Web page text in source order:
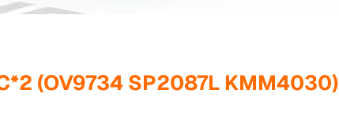
(OV9734 SP2087L KMM4030)